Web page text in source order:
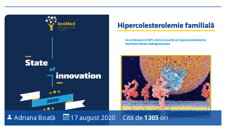
Adriana Boată 17 august 2020 Citit de1305ori